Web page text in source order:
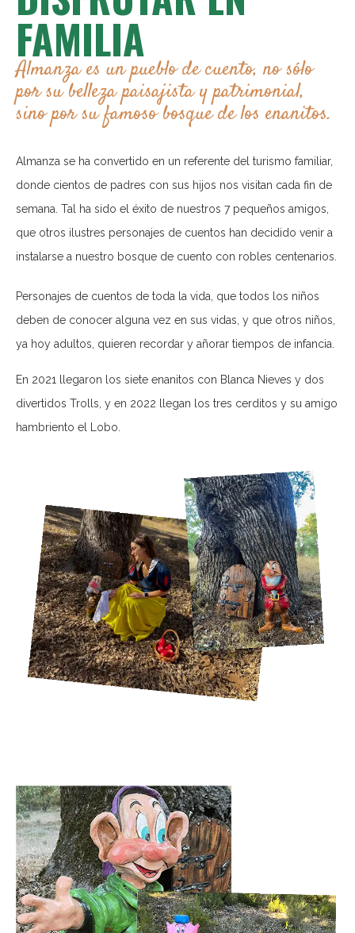
FAMILIA
Almanza es un pueblo de cuento, no sólo
por su belleza paisajista y patrimonial,
sino por su famoso bosque de los enanitos.
Almanza se ha convertido en un referente del turismo familiar,
donde cientos de padres con sus hijos nos visitan cada fin de
semana. Tal ha sido el éxito de nuestros 7 pequeños amigos,
que otros ilustres personajes de cuentos han decidido venir a
instalarse a nuestro bosque de cuento con robles centenarios.
Personajes de cuentos de toda la vida, que todos los niños
deben de conocer alguna vez en sus vidas, y que otros niños,
ya hoy adultos, quieren recordar y añorar tiempos de infancia.
En 2021 llegaron los siete enanitos con Blanca Nieves y dos
divertidos Trolls, y en 2022 llegan los tres cerditos y su amigo
hambriento el Lobo.